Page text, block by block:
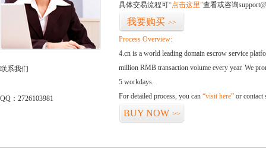
联系我们
QQ：2726103981
具体交易流程可“点击这里”查看或咨询
我要购买 >>
Process Overview:
4.cn is a world leading domain escrow service
million RMB transaction volume every year. We
5 workdays.
For detailed process, you can “visit here” or contact
BUY NOW >>